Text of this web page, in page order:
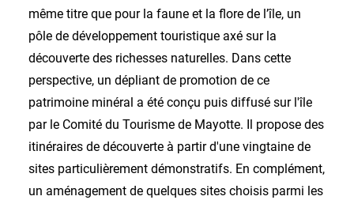
même titre que pour la faune et la flore de l’île, un
pôle de développement touristique axé sur la
découverte des richesses naturelles. Dans cette
perspective, un dépliant de promotion de ce
patrimoine minéral a été conçu puis diffusé sur l'île
par le Comité du Tourisme de Mayotte. Il propose des
itinéraires de découverte à partir d'une vingtaine de
sites particulièrement démonstratifs. En complément,
un aménagement de quelques sites choisis parmi les